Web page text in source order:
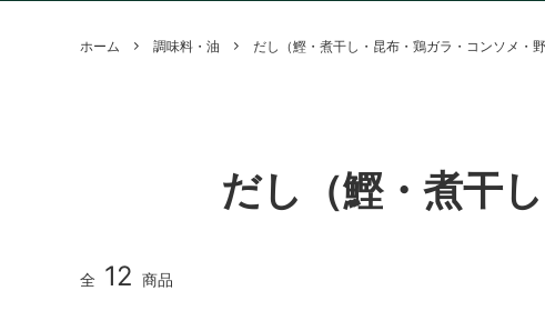
ホーム 調味料・油 だし（鰹・煮干し・昆布・鶏ガラ・コンソメ・野
だし（鰹・煮干
全 12 商品